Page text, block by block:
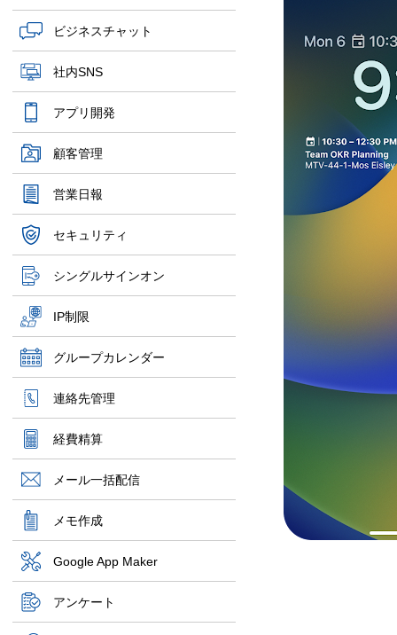
ビジネスチャット
社内SNS
アプリ開発
顧客管理
営業日報
セキュリティ
シングルサインオン
IP制限
グループカレンダー
連絡先管理
経費精算
メール一括配信
メモ作成
Google App Maker
アンケート